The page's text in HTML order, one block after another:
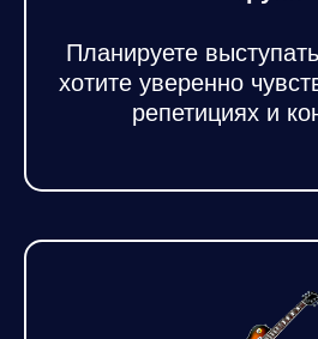
Планируете
хотите уверенно
репетициях и